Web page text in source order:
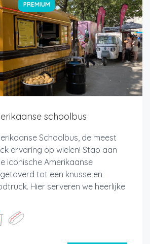
PREMIUM
schoolbus
Schoolbus, de meest
ervaring op wielen! Stap aan
iconische Amerikaanse
tot een knusse en
Hier serveren we heerlijke